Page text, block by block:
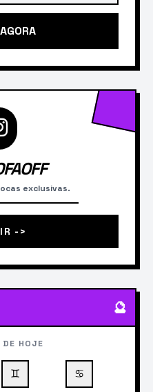
exclusivas.
->
🔮
DE HOJE
♊ ♋